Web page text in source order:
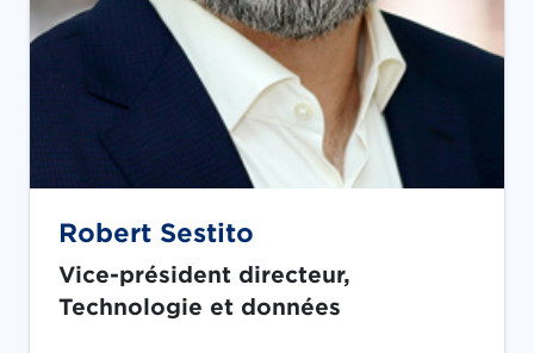
Robert Sestito
Vice-président directeur,
Technologie et données